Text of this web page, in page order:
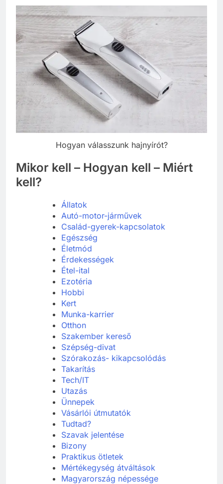
Hogyan válasszunk hajnyírót?
Mikor kell – Hogyan kell – Miért
kell?
Állatok
Autó-motor-járművek
Család-gyerek-kapcsolatok
Egészség
Életmód
Érdekességek
Étel-ital
Ezotéria
Hobbi
Kert
Munka-karrier
Otthon
Szakember kereső
Szépség-divat
Szórakozás- kikapcsolódás
Takarítás
Tech/IT
Utazás
Ünnepek
Vásárlói útmutatók
Tudtad?
Szavak jelentése
Bizony
Praktikus ötletek
Mértékegység átváltások
Magyarország népessége